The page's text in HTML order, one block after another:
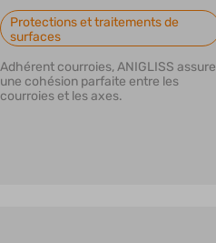
Protections et traitements de
surfaces
Adhérent courroies, ANIGLISS assure
une cohésion parfaite entre les
courroies et les axes.